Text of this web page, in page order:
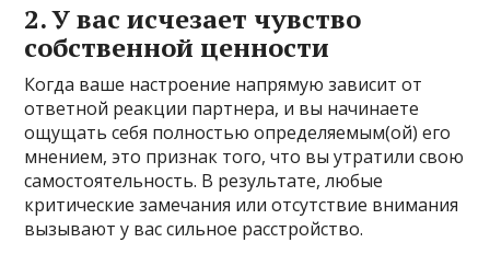
2. У вас исчезает чувство
собственной ценности
Когда ваше настроение напрямую зависит от
ответной реакции партнера, и вы начинаете
ощущать себя полностью определяемым(ой) его
мнением, это признак того, что вы утратили свою
самостоятельность. В результате, любые
критические замечания или отсутствие внимания
вызывают у вас сильное расстройство.